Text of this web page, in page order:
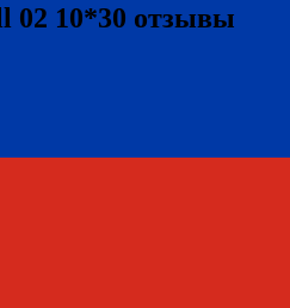
02 10*30 отзывы